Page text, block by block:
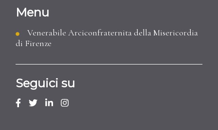
Menu
Venerabile Arciconfraternita della Misericordia
di Firenze
Seguici su